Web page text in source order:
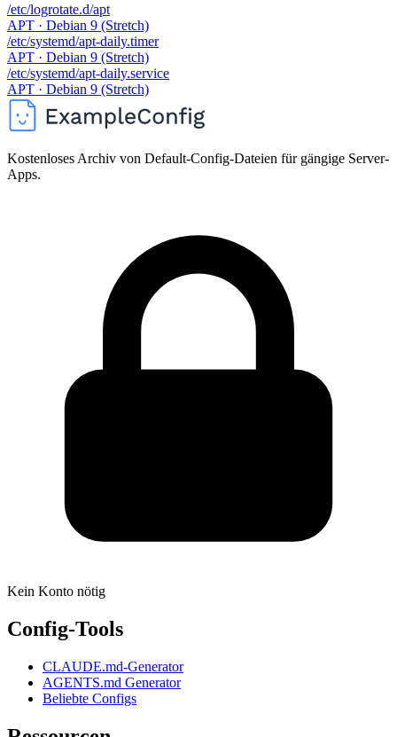
/etc/logrotate.d/apt
APT · Debian 9 (Stretch)
/etc/systemd/apt-daily.timer
APT · Debian 9 (Stretch)
/etc/systemd/apt-daily.service
APT · Debian 9 (Stretch)
Kostenloses Archiv von Default-Config-Dateien für gängige Server-
Apps.
Kein Konto nötig
Config-Tools
CLAUDE.md-Generator
AGENTS.md Generator
Beliebte Configs